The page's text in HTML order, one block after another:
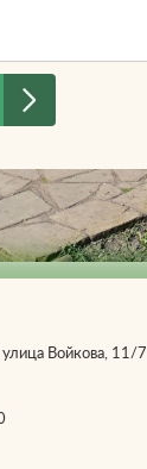
Войкова, 11/7